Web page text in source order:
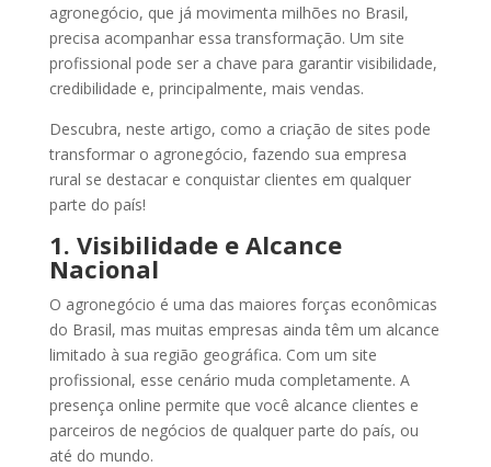
agronegócio, que já movimenta milhões no Brasil,
precisa acompanhar essa transformação. Um site
profissional pode ser a chave para garantir visibilidade,
credibilidade e, principalmente, mais vendas.
Descubra, neste artigo, como a criação de sites pode
transformar o agronegócio, fazendo sua empresa
rural se destacar e conquistar clientes em qualquer
parte do país!
1. Visibilidade e Alcance
Nacional
O agronegócio é uma das maiores forças econômicas
do Brasil, mas muitas empresas ainda têm um alcance
limitado à sua região geográfica. Com um site
profissional, esse cenário muda completamente. A
presença online permite que você alcance clientes e
parceiros de negócios de qualquer parte do país, ou
até do mundo.